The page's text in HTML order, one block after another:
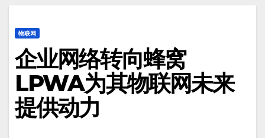
物联网
企业网络转向蜂窝
LPWA为其物联网未来
提供动力